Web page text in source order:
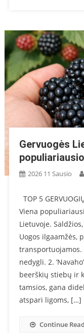
Gervuogės
2026 11 Sausio
TOP 5
Viena
Lietuvoje.
Uogos ilgaamžės,
nedygli. 2.
beerškių stiebų ir
tamsios, gana
atspari ligoms, […]
Continue